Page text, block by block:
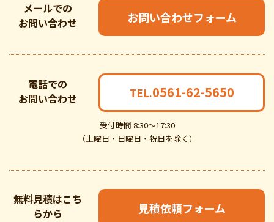
メールでの
お問い合わせ
お問い合わせフォーム
電話での
お問い合わせ
受付時間 8:30～17:30
（土曜日・日曜日・祝日を除く）
TEL.0561-62-5650
無料見積はこち
らから
見積依頼フォーム